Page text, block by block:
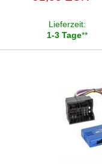
Lautsprecherkabel
Marderschutz
Multimediainterface
Lieferzeit:
1-3 Tage**